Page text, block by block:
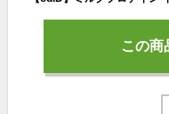
この商